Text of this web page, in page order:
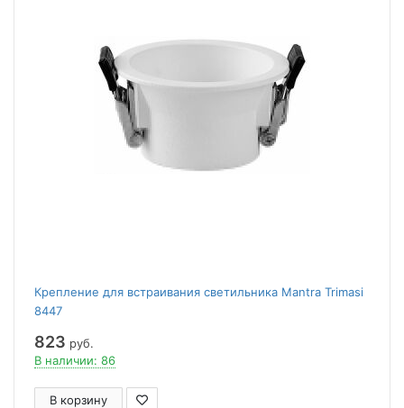
Крепление для встраивания светильника Mantra Trimasi
8447
823 руб.
В наличии: 86
В корзину